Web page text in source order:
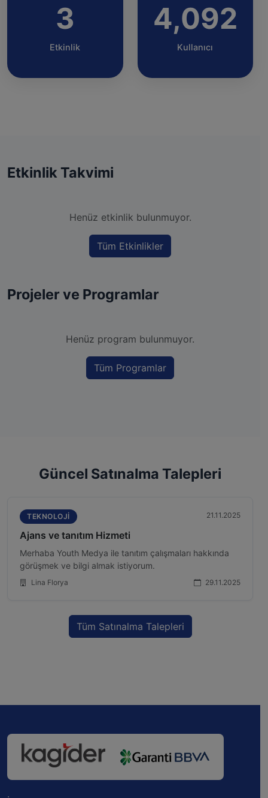
3
Etkinlik
4,092
Kullanıcı
Etkinlik Takvimi
Henüz etkinlik bulunmuyor.
Tüm Etkinlikler
Projeler ve Programlar
Henüz program bulunmuyor.
Tüm Programlar
Güncel Satınalma Talepleri
TEKNOLOJI 21.11.2025
Ajans ve tanıtım Hizmeti
Merhaba Youth Medya ile tanıtım çalışmaları hakkında
görüşmek ve bilgi almak istiyorum.
Lina Florya 29.11.2025
Tüm Satınalma Talepleri